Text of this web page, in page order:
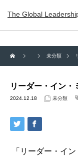
The Global
未分類
リーダー・イン・
2024.12.18 未分類
「リーダー・イ